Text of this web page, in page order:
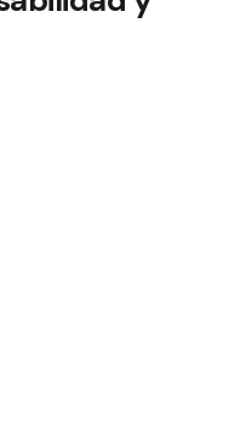
hacer
para
y